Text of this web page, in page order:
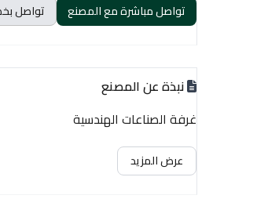
تواصل مباشرة مع المصنع تواصل
نبذة عن المصنع
غرفة الصناعات الهندسية
عرض المزيد